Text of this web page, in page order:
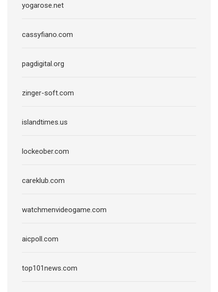
yogarose.net
cassyfiano.com
pagdigital.org
zinger-soft.com
islandtimes.us
lockeober.com
careklub.com
watchmenvideogame.com
aicpoll.com
top101news.com